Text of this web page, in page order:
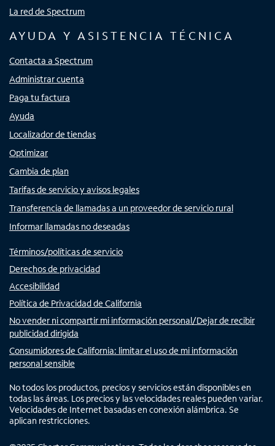
La red de Spectrum
AYUDA Y ASISTENCIA TÉCNICA
Contacta a Spectrum
Administrar cuenta
Paga tu factura
Ayuda
Localizador de tiendas
Optimizar
Cambia de plan
Tarifas de servicio y avisos legales
Transferencia de llamadas a un proveedor de servicio rural
Informar llamadas no deseadas
Términos/políticas de servicio
Derechos de privacidad
Accesibilidad
Política de Privacidad de California
No vender ni compartir mi información personal/Dejar de recibir
publicidad dirigida
Consumidores de California: limitar el uso de mi información
personal sensible
No todos los productos, precios y servicios están disponibles en
todas las áreas. Los precios y las velocidades reales pueden variar.
Velocidades de Internet basadas en conexión alámbrica. Se
aplican restricciones.